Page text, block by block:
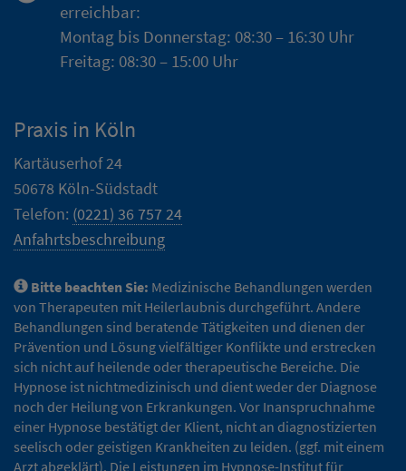
erreichbar:
Montag bis Donnerstag: 08:30 – 16:30 Uhr
Freitag: 08:30 – 15:00 Uhr
Praxis in Köln
Kartäuserhof 24
50678 Köln-Südstadt
Telefon: (0221) 36 757 24
Anfahrtsbeschreibung
Bitte beachten Sie: Medizinische Behandlungen werden
von Therapeuten mit Heilerlaubnis durchgeführt. Andere
Behandlungen sind beratende Tätigkeiten und dienen der
Prävention und Lösung vielfältiger Konflikte und erstrecken
sich nicht auf heilende oder therapeutische Bereiche. Die
Hypnose ist nichtmedizinisch und dient weder der Diagnose
noch der Heilung von Erkrankungen. Vor Inanspruchnahme
einer Hypnose bestätigt der Klient, nicht an diagnostizierten
seelisch oder geistigen Krankheiten zu leiden. (ggf. mit einem
Arzt abgeklärt). Die Leistungen im Hypnose-Institut für